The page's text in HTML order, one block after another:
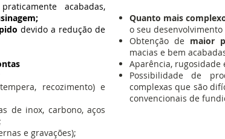
acabadas,
devido a redução de
recozimento) e
de inox, carbono, aços
e gravações);
Quanto mais
o seu
Obtenção de maior
macias e bem
Aparência, rugosidade
Possibilidade de
complexas que são
convencionais de